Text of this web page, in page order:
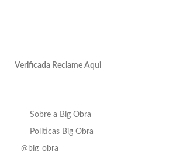
Verificada Reclame Aqui
Sobre a Big Obra
Políticas Big Obra
@big_obra